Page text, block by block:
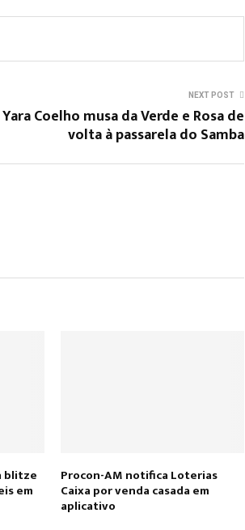
NEXT POST
Yara Coelho musa da Verde e Rosa de
volta à passarela do Samba
blitze
em
Procon-AM notifica Loterias
Caixa por venda casada em
aplicativo